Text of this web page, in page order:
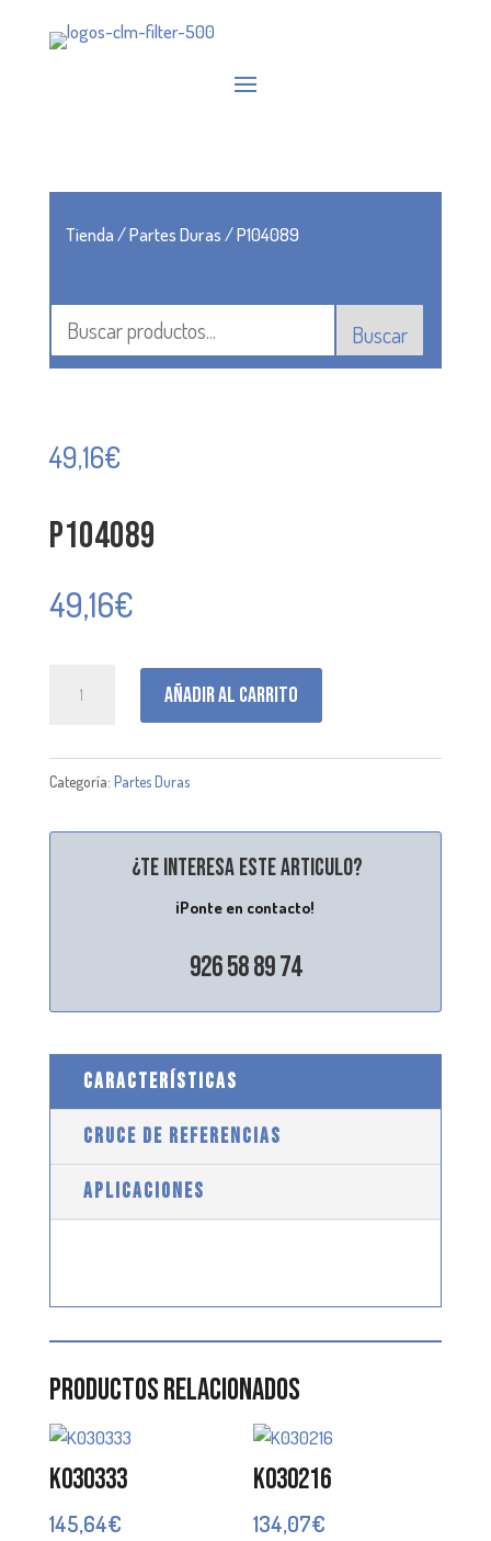
Tienda/Partes Duras/ P104089
Buscar
49,16€
P104089
49,16€
Añadir al carrito
Categoría: Partes Duras
¿Te interesa este articulo?
¡Ponte en contacto!
926 58 89 74
CARACTERÍSTICAS
CRUCE DE REFERENCIAS
APLICACIONES
Productos relacionados
K030333
145,64€
K030216
134,07€